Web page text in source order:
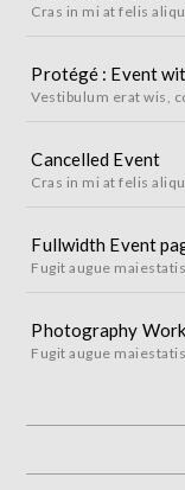
Cras in mi at felis
Protégé : Event
Vestibulum erat wis,
Cancelled Event
Cras in mi at felis
Fullwidth Event
Fugit augue
Photography
Fugit augue